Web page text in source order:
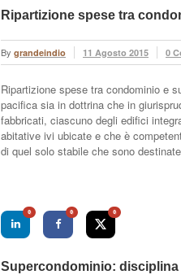
Ripartizione spese tra
By grandeindio 11 Agosto 2015 0
Ripartizione spese tra condominio e
pacifica sia in dottrina che in
fabbricati, ciascuno degli edifici
abitative ivi ubicate e che è
di quel solo stabile che sono
0 0 0
Supercondominio: disciplina